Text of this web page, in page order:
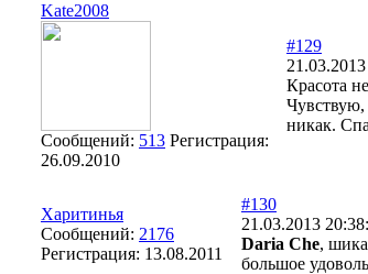
Kate2008
Сообщений: 513 Регистрация:
26.09.2010
#129
Красота
Чувствую,
никак.
Харитинья
Сообщений: 2176
Регистрация: 13.08.2011
#130
21.03.2013
Daria Che,
большое